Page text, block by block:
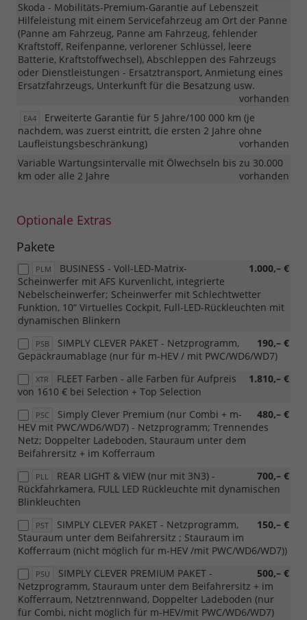
Skoda - Mobilitäts-Premium-Garantie auf Lebenszeit
Hilfeleistung mit einem Servicefahrzeug am Ort der Panne
(Panne am Fahrzeug, Panne am Fahrzeug, fehlender
Kraftstoff, Reifenpanne, verlorener Schlüssel, leere
Batterie, Kraftstoffwechsel), Abschleppen des Fahrzeugs
oder Dienstleistungen - Ersatztransport, Anmietung eines
Ersatzfahrzeugs, Unterkunft für die Besatzung usw.
vorhanden
EA4
Erweiterte Garantie für 5 Jahre/100 000 km (je
nachdem, was zuerst eintritt, die ersten 2 Jahre ohne
Laufleistungsbeschränkung)
vorhanden
Variable Wartungsintervalle mit Ölwechseln bis zu 30.000
km oder alle 2 Jahre
vorhanden
Optionale Extras
Pakete
PLM 1.000,– €
BUSINESS - Voll-LED-Matrix-
Scheinwerfer mit AFS Kurvenlicht, integrierte
Nebelscheinwerfer; Scheinwerfer mit Schlechtwetter
Funktion, 10“ Virtuelles Cockpit, Full-LED-Rückleuchten mit
dynamischen Blinkern
PSB 190,– €
SIMPLY CLEVER PAKET - Netzprogramm,
Gepäckraumablage (nur für m-HEV / mit PWC/WD6/WD7)
XTR 1.810,– €
FLEET Farben - alle Farben für Aufpreis
von 1610 € bei Selection + Top Selection
PSC 480,– €
Simply Clever Premium (nur Combi + m-
HEV mit PWC/WD6/WD7) - Netzprogramm; Trennendes
Netz; Doppelter Ladeboden, Stauraum unter dem
Beifahrersitz + im Kofferraum
PLL 700,– €
REAR LIGHT & VIEW (nur mit 3N3) -
Rückfahrkamera, FULL LED Rückleuchte mit dynamischen
Blinkleuchten
PST 150,– €
SIMPLY CLEVER PAKET - Netzprogramm,
Stauraum unter dem Beifahrersitz ; Stauraum im
Kofferraum (nicht möglich für m-HEV /mit PWC/WD6/WD7))
PSU 500,– €
SIMPLY CLEVER PREMIUM PAKET -
Netzprogramm, Stauraum unter dem Beifahrersitz + im
Kofferraum, Netztrennwand, Doppelter Ladeboden (nur
für Combi, nicht möglich für m-HEV/mit PWC/WD6/WD7)